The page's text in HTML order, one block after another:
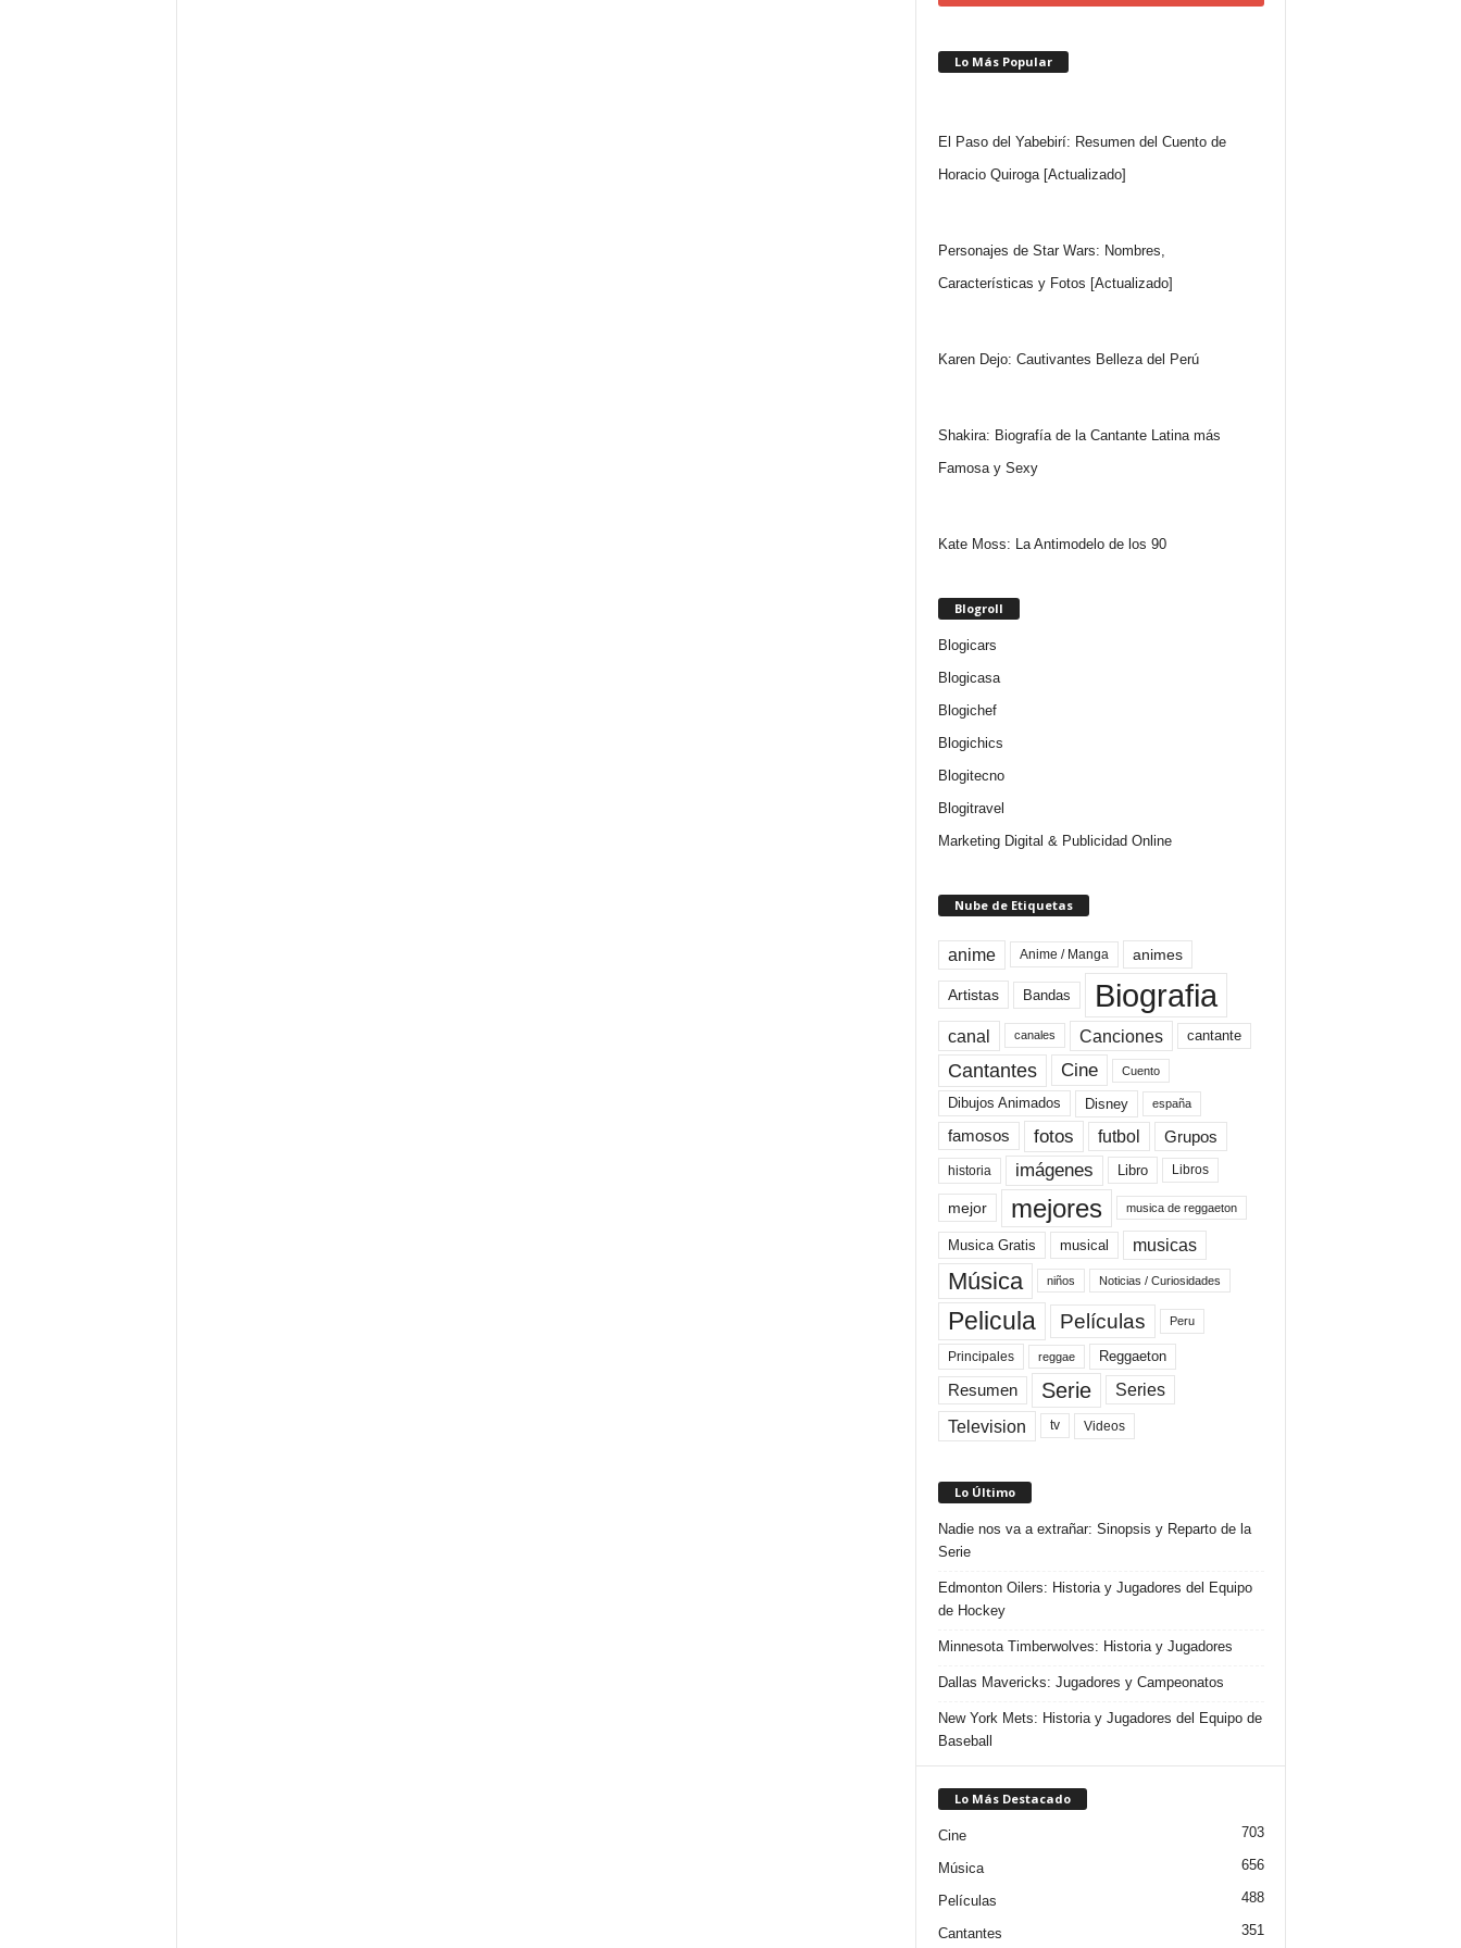
Lo Más Popular
El Paso del Yabebirí: Resumen del Cuento de
Horacio Quiroga [Actualizado]
Personajes de Star Wars: Nombres,
Características y Fotos [Actualizado]
Karen Dejo: Cautivantes Belleza del Perú
Shakira: Biografía de la Cantante Latina más
Famosa y Sexy
Kate Moss: La Antimodelo de los 90
Blogroll
Blogicars
Blogicasa
Blogichef
Blogichics
Blogitecno
Blogitravel
Marketing Digital & Publicidad Online
Nube de Etiquetas
anime Anime / Manga animes
Artistas Bandas Biografia
canal canales Canciones cantante
Cantantes Cine Cuento
Dibujos Animados Disney españa
famosos fotos futbol Grupos
historia imágenes Libro Libros
mejor mejores musica de reggaeton
Musica Gratis musical musicas
Música niños Noticias / Curiosidades
Pelicula Películas Peru
Principales reggae Reggaeton
Resumen Serie Series
Television tv Videos
Lo Último
Nadie nos va a extrañar: Sinopsis y Reparto de la
Serie
Edmonton Oilers: Historia y Jugadores del Equipo
de Hockey
Minnesota Timberwolves: Historia y Jugadores
Dallas Mavericks: Jugadores y Campeonatos
New York Mets: Historia y Jugadores del Equipo de
Baseball
Lo Más Destacado
Cine 703
Música 656
Películas 488
Cantantes 351